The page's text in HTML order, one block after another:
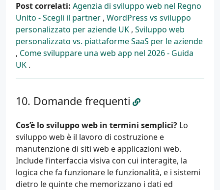
Post correlati: Agenzia di sviluppo web nel Regno
Unito - Scegli il partner , WordPress vs sviluppo
personalizzato per aziende UK , Sviluppo web
personalizzato vs. piattaforme SaaS per le aziende
, Come sviluppare una web app nel 2026 - Guida
UK .
Domande frequenti
Cos’è lo sviluppo web in termini semplici? Lo
sviluppo web è il lavoro di costruzione e
manutenzione di siti web e applicazioni web.
Include l’interfaccia visiva con cui interagite, la
logica che fa funzionare le funzionalità, e i sistemi
dietro le quinte che memorizzano i dati ed